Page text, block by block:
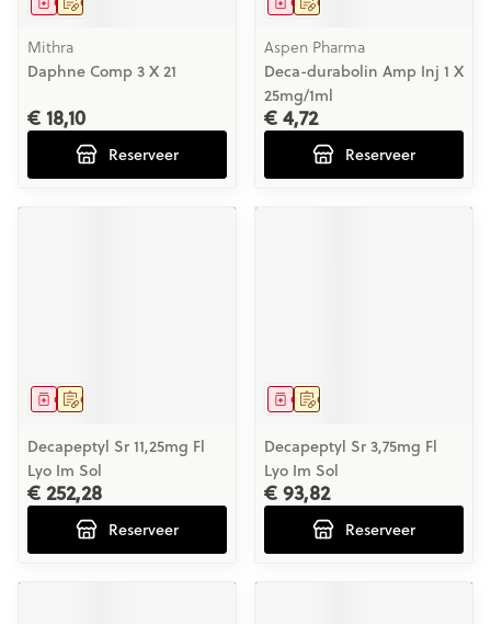
Mithra
Daphne Comp 3 X 21
€ 18,10
Reserveer
Aspen Pharma
Deca-durabolin Amp Inj 1 X
25mg/1ml
€ 4,72
Reserveer
Op voorschrift
Geneesmiddel
Decapeptyl Sr 11,25mg Fl
Lyo Im Sol
€ 252,28
Reserveer
Op voorschrift
Geneesmiddel
Decapeptyl Sr 3,75mg Fl
Lyo Im Sol
€ 93,82
Reserveer